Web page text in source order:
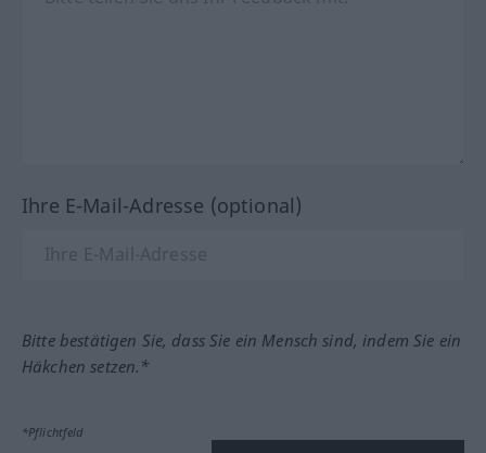
Ihre E-Mail-Adresse (optional)
Bitte bestätigen Sie, dass Sie ein Mensch sind, indem Sie ein
Häkchen setzen.*
*Pflichtfeld